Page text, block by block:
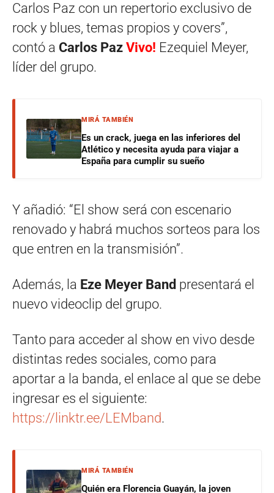
Carlos Paz con un repertorio exclusivo de
rock y blues, temas propios y covers”,
contó a Carlos Paz Vivo! Ezequiel Meyer,
líder del grupo.
MIRÁ TAMBIÉN
Es un crack, juega en las inferiores del
Atlético y necesita ayuda para viajar a
España para cumplir su sueño
Y añadió: “El show será con escenario
renovado y habrá muchos sorteos para los
que entren en la transmisión”.
Además, la Eze Meyer Band presentará el
nuevo videoclip del grupo.
Tanto para acceder al show en vivo desde
distintas redes sociales, como para
aportar a la banda, el enlace al que se debe
ingresar es el siguiente:
https://linktr.ee/LEMband.
MIRÁ TAMBIÉN
Quién era Florencia Guayán, la joven